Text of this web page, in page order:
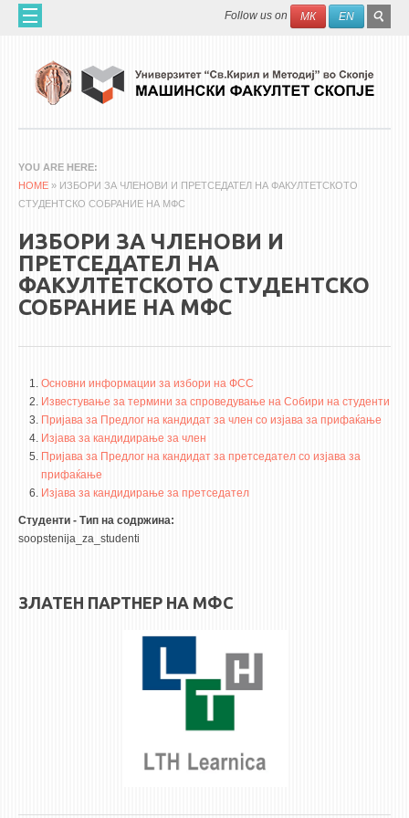
Skip to main content Search
Follow us on МК EN
ЗА НАС
60 ГОДИНИ МФ
ОРГАНИЗАЦИЈА
МАШИНСКО ИНЖЕНЕРСТВО - НАУЧНО СПИСАНИЕ
АПЛИКАТИВНА ДЕЈНОСТ
МЕЃУНАРОДНА СОРАБОТКА
QIM-SEE
3DFindIT
WATERBRIDGING
CIRASIM
ENERGET
AIR QUALITY MODELLING
АКТИ
YOU ARE HERE
HOME » ИЗБОРИ ЗА ЧЛЕНОВИ И ПРЕТСЕДАТЕЛ НА ФАКУЛТЕТСКОТО
СТУДЕНТСКО СОБРАНИЕ НА МФС
ИЗБОРИ ЗА ЧЛЕНОВИ И
ПРЕТСЕДАТЕЛ НА
ФАКУЛТЕТСКОТО СТУДЕНТСКО
СОБРАНИЕ НА МФС
Основни информации за избори на ФСС
Известување за термини за спроведување на Собири на студенти
Пријава за Предлог на кандидат за член со изјава за прифаќање
Изјава за кандидирање за член
Пријава за Предлог на кандидат за претседател со изјава за
прифаќање
Изјава за кандидирање за претседател
Студенти - Тип на содржина:
soopstenija_za_studenti
ЗЛАТЕН ПАРТНЕР НА МФС